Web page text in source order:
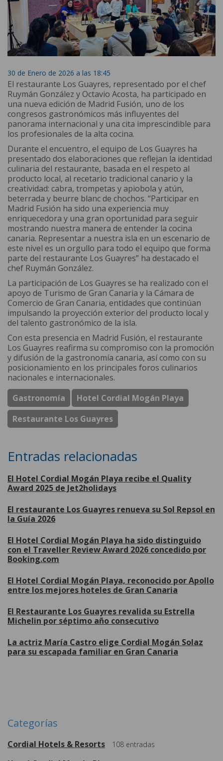
30 de Enero de 2026 a las 18:45
El restaurante Los Guayres, representado por el chef
Ruymán González y Octavio Acosta, ha participado en
una nueva edición de Madrid Fusión, uno de los
congresos gastronómicos más influyentes del
panorama internacional y una cita imprescindible para
los profesionales de la alta cocina.
Durante el encuentro, el equipo de Los Guayres ha
presentado dos elaboraciones que reflejan la identidad
culinaria del restaurante, basada en el respeto al
producto local, al recetario tradicional canario y la
creatividad: cabra, trompetas y apiobola y atún,
beterrada y beurre blanc de chochos. “Participar en
Madrid Fusión ha sido una experiencia muy
enriquecedora y una gran oportunidad para seguir
mostrando nuestra manera de entender la cocina
canaria. Representar a nuestra isla en un escenario de
este nivel es un orgullo para todo el equipo que forma
parte del restaurante Los Guayres” ha destacado el
chef Ruymán González.
La participación de Los Guayres se ha realizado con el
apoyo de Turismo de Gran Canaria y la Cámara de
Comercio de Gran Canaria, entidades que continúan
impulsando la proyección exterior del producto local y
del talento gastronómico de la isla.
Con esta presencia en Madrid Fusión, el restaurante
Los Guayres reafirma su compromiso con la promoción
y difusión de la gastronomía canaria, así como con su
posicionamiento en los principales foros culinarios
nacionales e internacionales.
Gastronomía
Hotel Cordial Mogán Playa
Restaurante Los Guayres
Entradas relacionadas
El Hotel Cordial Mogán Playa recibe el Quality
Award 2025 de Jet2holidays
El restaurante Los Guayres renueva su Sol Repsol en
la Guía 2026
El Hotel Cordial Mogán Playa ha sido distinguido
con el Traveller Review Award 2026 concedido por
Booking.com
El Hotel Cordial Mogán Playa, reconocido por Apollo
entre los mejores hoteles de Gran Canaria
El Restaurante Los Guayres revalida su Estrella
Michelin por séptimo año consecutivo
La actriz María Castro elige Cordial Mogán Solaz
para su escapada familiar en Gran Canaria
Categorías
Cordial Hotels & Resorts 108 entradas